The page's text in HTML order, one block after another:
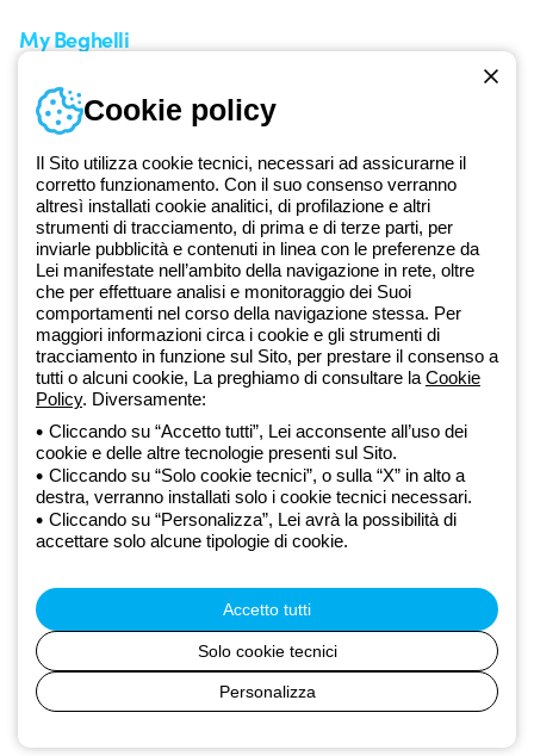
Dal 2025 Beghelli è parte del Gruppo GEWISS, all’interno
dell’ecosistema GEWISS LightZone, dove realizziamo soluzioni di
illuminazione integrate che trasformano la complessità in semplicità,
supportando professionisti e utenti finali nella realizzazione dei loro
bisogni.Scopri di più su GEWISS
My Beghelli
Accedi o registrati
Formazione
Documentazione e software
Iscriviti alla newsletter
Privacy Policy
Cookie policy
Condizioni di vendita
Tutte le policy
Accessibilità
direzione e coordinamento di Gewiss S.p.A. - R.I. Bologna e C.F.
03829720378 - P.IVA (IT) 00666341201 - REA BO-319364 - Cap.
Soc. 10.000.000 EUR i.v.
Cookie policy
Il Sito utilizza cookie tecnici, necessari ad assicurarne il
corretto funzionamento. Con il suo consenso verranno
altresì installati cookie analitici, di profilazione e altri
strumenti di tracciamento, di prima e di terze parti, per
inviarle pubblicità e contenuti in linea con le preferenze da
Lei manifestate nell’ambito della navigazione in rete, oltre
che per effettuare analisi e monitoraggio dei Suoi
comportamenti nel corso della navigazione stessa. Per
maggiori informazioni circa i cookie e gli strumenti di
tracciamento in funzione sul Sito, per prestare il consenso a
tutti o alcuni cookie, La preghiamo di consultare la Cookie
Policy. Diversamente:
Cliccando su “Accetto tutti”, Lei acconsente all’uso dei
cookie e delle altre tecnologie presenti sul Sito.
Cliccando su “Solo cookie tecnici”, o sulla “X” in alto a
destra, verranno installati solo i cookie tecnici necessari.
Cliccando su “Personalizza”, Lei avrà la possibilità di
accettare solo alcune tipologie di cookie.
Accetto tutti
Solo cookie tecnici
Personalizza